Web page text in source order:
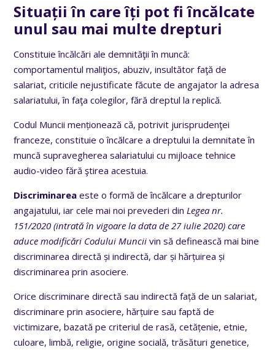
Situații în care îți pot fi încălcate
unul sau mai multe drepturi
Constituie încălcări ale demnităţii în muncă:
comportamentul maliţios, abuziv, insultător faţă de
salariat, criticile nejustificate făcute de angajator la adresa
salariatului, în faţa colegilor, fără dreptul la replică.
Codul Muncii menționează că, potrivit jurisprudenţei
franceze, constituie o încălcare a dreptului la demnitate în
muncă supravegherea salariatului cu mijloace tehnice
audio-video fără ştirea acestuia.
Discriminarea este o formă de încălcare a drepturilor
angajatului, iar cele mai noi prevederi din Legea nr.
151/2020 (intrată în vigoare la data de 27 iulie 2020) care
aduce modificări Codului Munciivin să definească mai bine
discriminarea directă și indirectă, dar și hărțuirea și
discriminarea prin asociere.
Orice discriminare directă sau indirectă față de un salariat,
discriminare prin asociere, hărțuire sau faptă de
victimizare, bazată pe criteriul de rasă, cetățenie, etnie,
culoare, limbă, religie, origine socială, trăsături genetice,